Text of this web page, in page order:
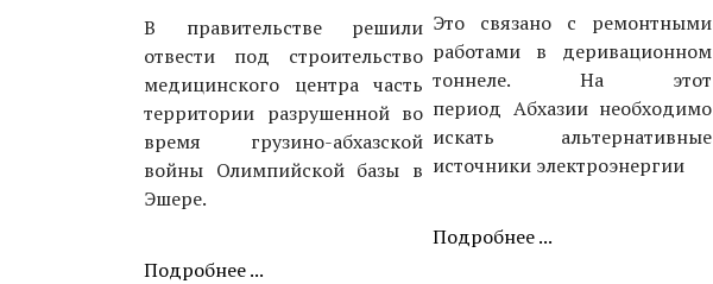
В правительстве решили
отвести под строительство
медицинского центра часть
территории разрушенной во
время грузино-абхазской
войны Олимпийской базы в
Эшере.
Подробнее ...
Это связано с ремонтными
работами в деривационном
тоннеле. На этот
период Абхазии необходимо
искать альтернативные
источники электроэнергии
Подробнее ...